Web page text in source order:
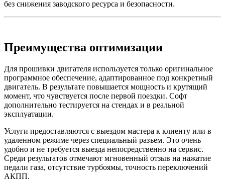
без снижения заводского ресурса и безопасности.
Преимущества оптимизации
Для прошивки двигателя используется только оригинальное
программное обеспечение, адаптированное под конкретный
двигатель. В результате повышается мощность и крутящий
момент, что чувствуется после первой поездки. Софт
дополнительно тестируется на стендах и в реальной
эксплуатации.
Услуги предоставляются с выездом мастера к клиенту или в
удаленном режиме через специальный разъем. Это очень
удобно и не требуется выезда непосредственно на сервис.
Среди результатов отмечают мгновенный отзыв на нажатие
педали газа, отсутствие турбоямы, точность переключений
АКПП.